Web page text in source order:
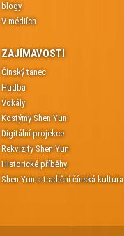
blogy
V médiích
ZAJÍMAVOSTI
Čínský tanec
Hudba
Vokály
Kostýmy Shen Yun
Digitální projekce
Rekvizity Shen Yun
Historické příběhy
Shen Yun a tradiční čínská kultura